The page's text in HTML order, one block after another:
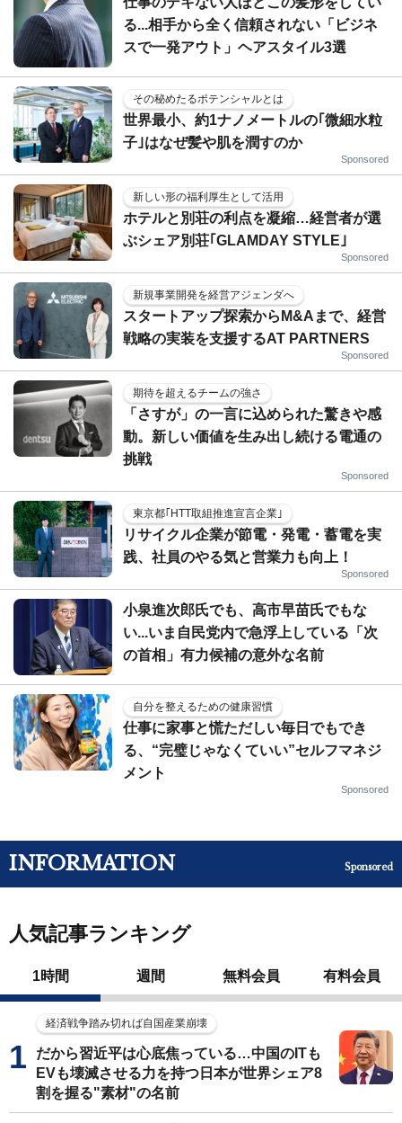
る...相手から全く信頼されない「ビジネ
スで一発アウト」ヘアスタイル3選
その秘めたるポテンシャルとは
世界最小、約1ナノメートルの｢微細水粒
子｣はなぜ髪や肌を潤すのか
Sponsored
新しい形の福利厚生として活用
ホテルと別荘の利点を凝縮…経営者が選
ぶシェア別荘｢GLAMDAY STYLE｣
Sponsored
新規事業開発を経営アジェンダへ
スタートアップ探索からM&Aまで、経営
戦略の実装を支援するAT PARTNERS
Sponsored
期待を超えるチームの強さ
「さすが」の一言に込められた驚きや感
動。新しい価値を生み出し続ける電通の
挑戦
Sponsored
東京都｢HTT取組推進宣言企業｣
リサイクル企業が節電・発電・蓄電を実
践、社員のやる気と営業力も向上！
Sponsored
小泉進次郎氏でも、高市早苗氏でもな
い...いま自民党内で急浮上している「次
の首相」有力候補の意外な名前
自分を整えるための健康習慣
仕事に家事と慌ただしい毎日でもでき
る、“完璧じゃなくていい”セルフマネジ
メント
Sponsored
INFORMATION Sponsored
人気記事ランキング
1時間 週間 無料会員 有料会員
経済戦争踏み切れば自国産業崩壊
だから習近平は心底焦っている…中国のITも
EVも壊滅させる力を持つ日本が世界シェア8
割を握る"素材"の名前